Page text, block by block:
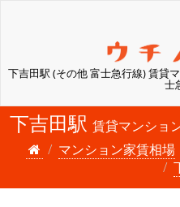
下吉田駅 (その他 富士急行線) 賃貸
士
下吉田駅 賃貸マンショ
マンション家賃相場